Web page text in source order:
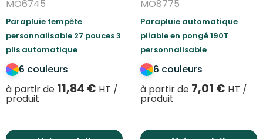
MO6745
Parapluie tempête
personnalisable 27 pouces 3
plis automatique
6 couleurs
à partir de 11,84 € HT /
produit
MO8775
Parapluie automatique
pliable en pongé 190T
personnalisable
6 couleurs
à partir de 7,01 € HT /
produit